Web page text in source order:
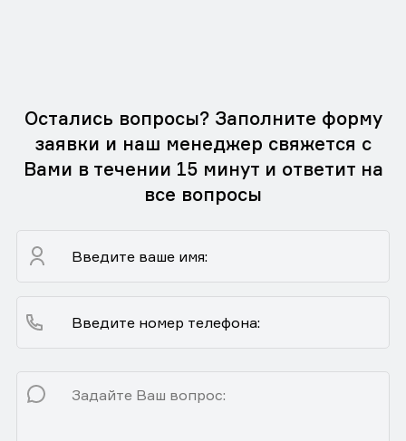
Остались вопросы? Заполните форму
заявки и наш менеджер свяжется с
Вами в течении 15 минут и ответит на
все вопросы